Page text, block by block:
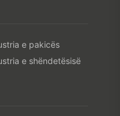
e pakicës
e shëndetësisë